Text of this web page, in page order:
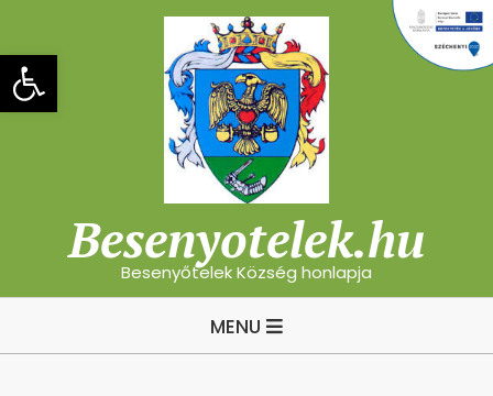
Eszköztár megnyitása
content
Besenyotelek.hu
Besenyőtelek Község honlapja
MENU